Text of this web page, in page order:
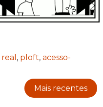
real , ploft, acesso-
Mais recentes